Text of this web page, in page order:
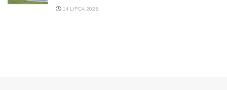
14 LIPCA 2026